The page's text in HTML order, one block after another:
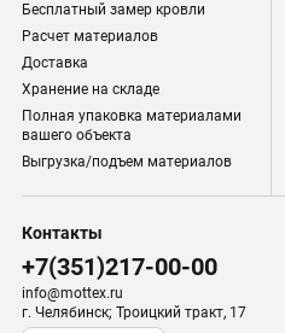
Бесплатный замер кровли
Расчет материалов
Доставка
Хранение на складе
Полная упаковка материалами
вашего объекта
Выгрузка/подъем материалов
Контакты
+7(351)217-00-00
info@mottex.ru
г. Челябинск; Троицкий тракт, 17